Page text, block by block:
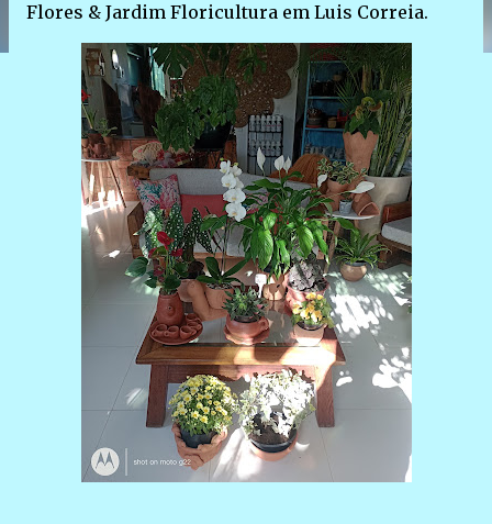
Flores & Jardim Floricultura em Luis Correia.